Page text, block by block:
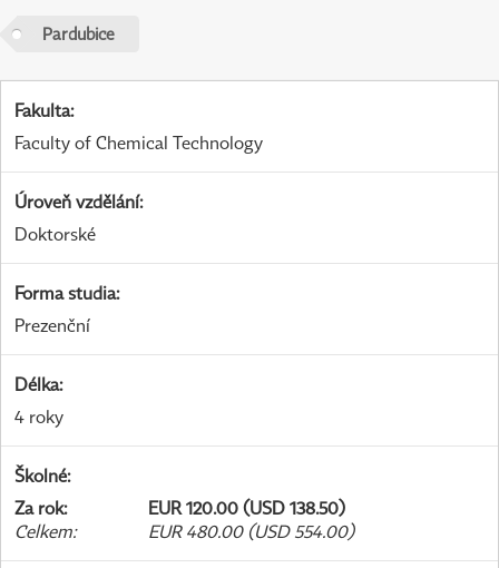
Pardubice
Fakulta:
Faculty of Chemical Technology
Úroveň vzdělání:
Doktorské
Forma studia:
Prezenční
Délka:
4 roky
Školné:
Za rok:
EUR 120.00 (USD 138.50)
Celkem: EUR 480.00 (USD 554.00)